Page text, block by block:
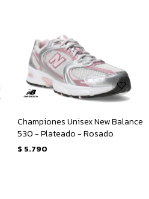
Championes Unisex New Balance
530 - Plateado - Rosado
$ 5.790